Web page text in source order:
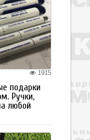
1915
подарки
Ручки,
любой